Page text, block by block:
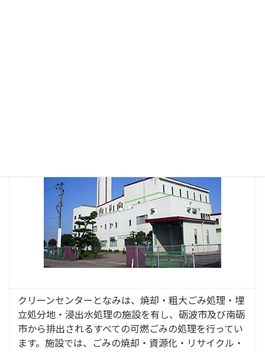
クリーンセンターとなみは、焼却・粗大ごみ処理・埋
立処分地・浸出水処理の施設を有し、砺波市及び南砺
市から排出されるすべての可燃ごみの処理を行ってい
ます。 施設では、ごみの焼却・資源化・リサイクル・